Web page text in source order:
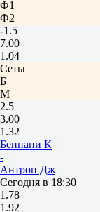
Ф1
Ф2
-1.5
7.00
1.04
Сеты
Б
М
2.5
3.00
1.32
Беннани К
-
Антроп Дж
Сегодня в 18:30
1.78
1.92